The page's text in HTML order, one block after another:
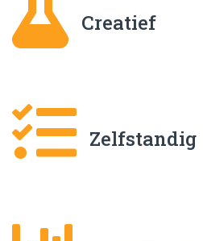
Creatief
Zelfstandig